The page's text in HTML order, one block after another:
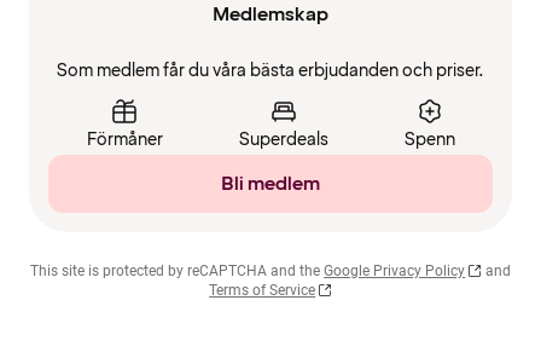
Medlemskap
Som medlem får du våra bästa erbjudanden och priser.
Förmåner Superdeals Spenn
Bli medlem
This site is protected by reCAPTCHA and the Google Privacy Policy
and
Terms of Service